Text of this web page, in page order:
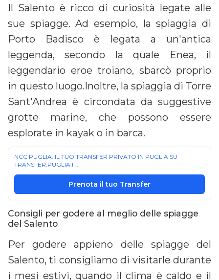
Il Salento è ricco di curiosità legate alle
sue spiagge. Ad esempio, la spiaggia di
Porto Badisco è legata a un'antica
leggenda, secondo la quale Enea, il
leggendario eroe troiano, sbarcò proprio
in questo luogo.Inoltre, la spiaggia di Torre
Sant'Andrea è circondata da suggestive
grotte marine, che possono essere
esplorate in kayak o in barca.
NCC PUGLIA. IL TUO TRANSFER PRIVATO IN PUGLIA SU
TRANSFER.PUGLIA.IT.
Prenota il tuo Transfer
Consigli per godere al meglio delle spiagge
del Salento
Per godere appieno delle spiagge del
Salento, ti consigliamo di visitarle durante
i mesi estivi, quando il clima è caldo e il